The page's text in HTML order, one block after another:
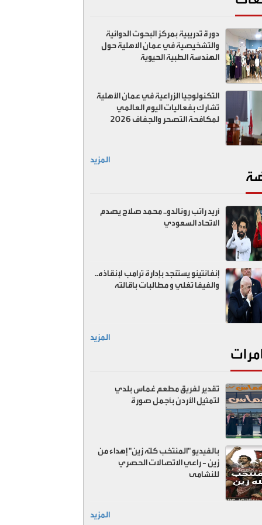
دورة تدريبية بمركز البحوث الدوائية
والتشخيصية في عمان الاهلية حول
الهندسة الطبية الحيوية
التكنولوجيا الزراعية في عمان الأهلية
تشارك بفعاليات اليوم العالمي
لمكافحة التصحر والجفاف 2026
المزيد
أريد راتب رونالدو.. محمد صلاح يصدم
الاتحاد السعودي
إنفانتينو يستنجد بإدارة ترامب لإنقاذه..
والفيفا تغلي و مطالبات باقالته
المزيد
تقدير لفريق مطعم غماس بلدي
لتمثيل الأردن بأجمل صورة
بالفيديو "المنتخب كلّه زين" إهداء من
زين - راعي الاتصالات الحصري
للنشامى
المزيد